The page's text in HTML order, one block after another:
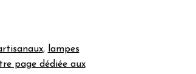
, lampes
page dédiée aux